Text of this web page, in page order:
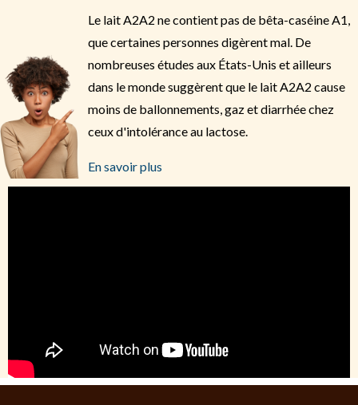
Le lait A2A2 ne contient pas de bêta-caséine A1,
que certaines personnes digèrent mal. De
nombreuses études aux États-Unis et ailleurs
dans le monde suggèrent que le lait A2A2 cause
moins de ballonnements, gaz et diarrhée chez
ceux d'intolérance au lactose.
En savoir plus